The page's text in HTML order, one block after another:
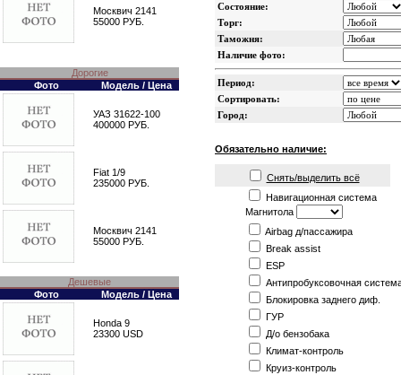
Москвич 2141
55000 РУБ.
Дорогие
Фото
Модель / Цена
УАЗ 31622-100
400000 РУБ.
Fiat 1/9
235000 РУБ.
Москвич 2141
55000 РУБ.
Дешевые
Фото
Модель / Цена
Honda 9
23300 USD
Состояние:
Торг:
Таможня:
Наличие фото:
Период:
Сортировать:
Город:
Обязательно наличие:
Снять/выделить всё
Навигационная система
Магнитола
Airbag д/пассажира
Break assist
ESP
Антипробуксовочная
Блокировка заднего диф.
ГУР
Д/о бензобака
Климат-контроль
Круиз-контроль